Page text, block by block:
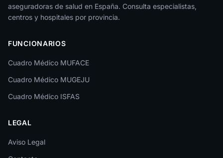
La Rioja
León
Lleida
Lugo
Málaga
Melilla
aseguradoras de salud en España. Consulta especialistas,
centros y hospitales por provincia.
FUNCIONARIOS
Cuadro Médico MUFACE
Cuadro Médico MUGEJU
Cuadro Médico ISFAS
LEGAL
Aviso Legal